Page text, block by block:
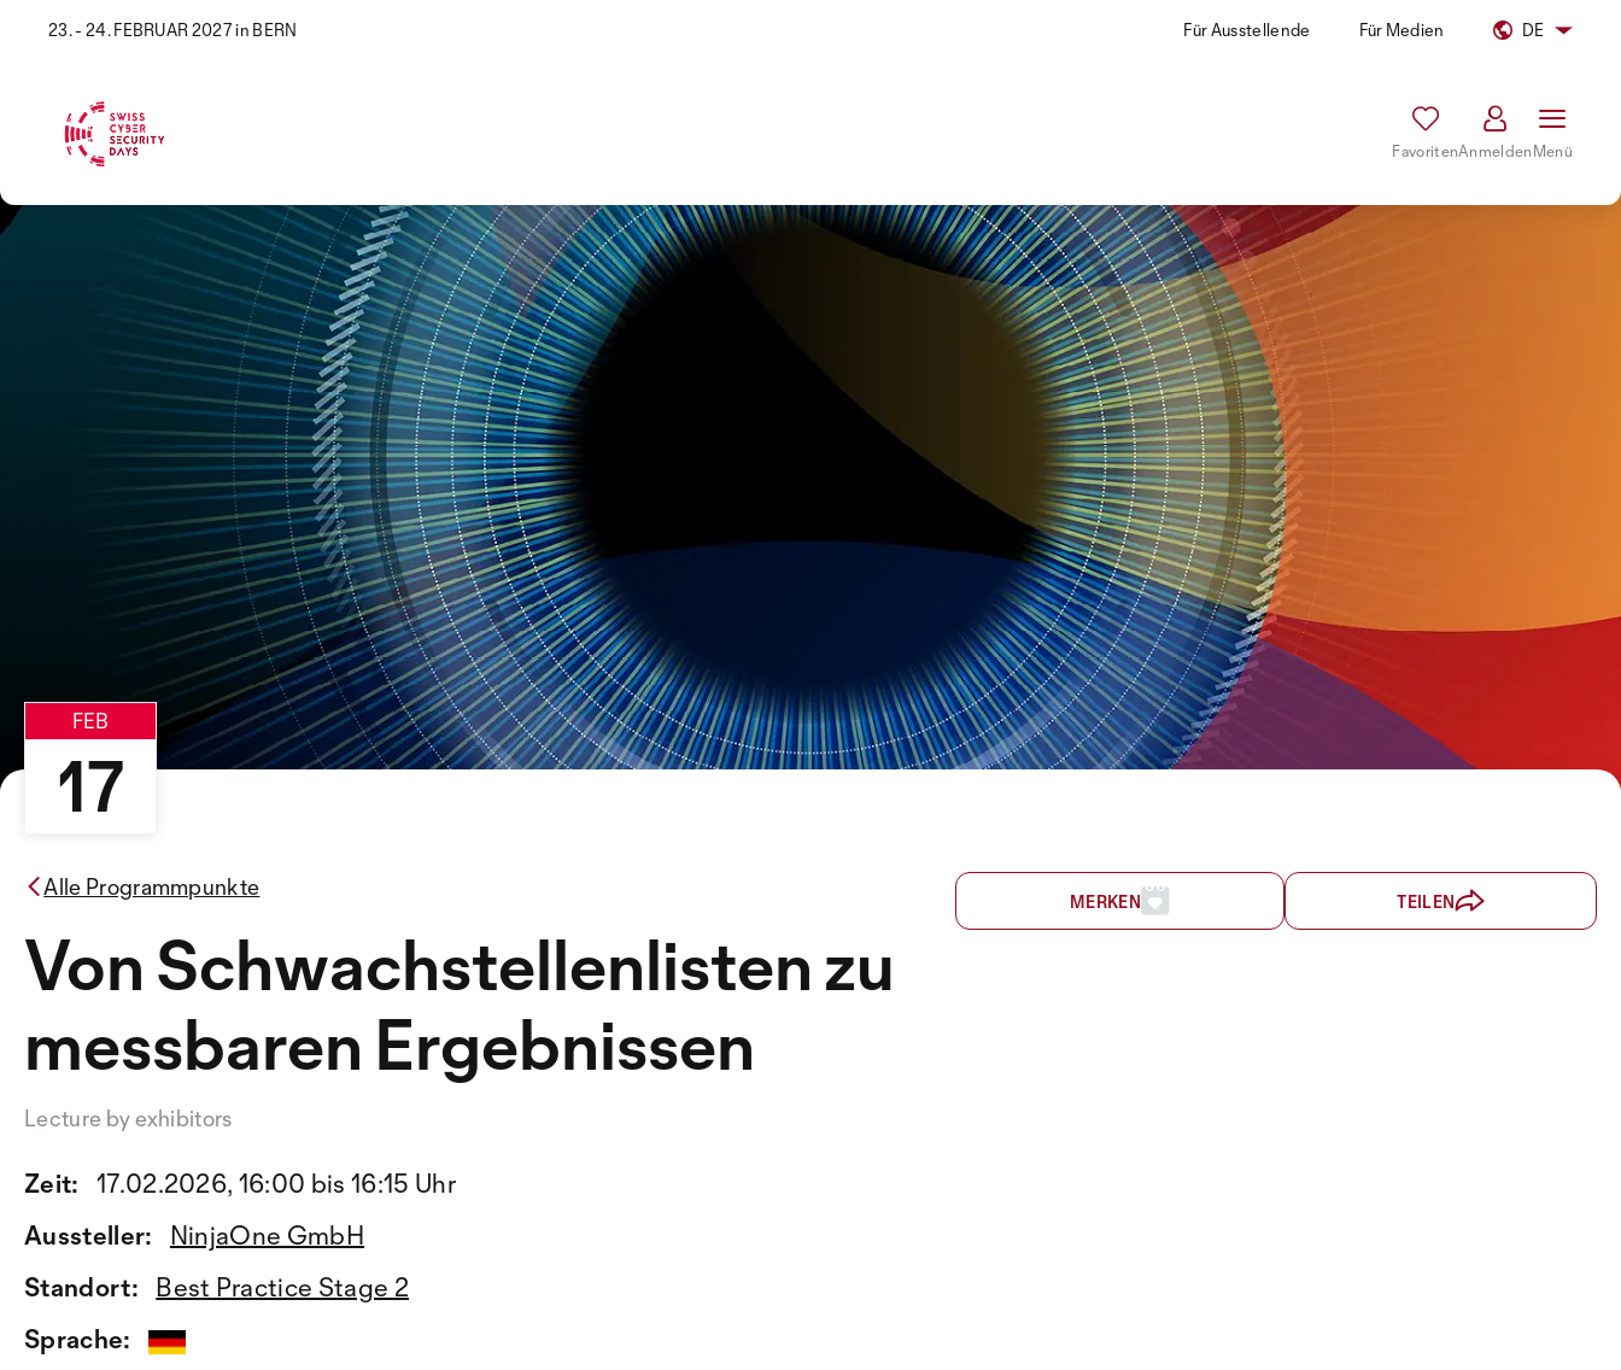
23. - 24. FEBRUAR 2027 in BERN Für Ausstellende Für Medien DE
FavoritenAnmeldenMenü
FEB
17
Alle Programmpunkte
Von Schwachstellenlisten zu
messbaren Ergebnissen
Lecture by exhibitors
Zeit:
17.02.2026, 16:00 bis 16:15 Uhr
Aussteller:
NinjaOne GmbH
Standort:
Best Practice Stage 2
Sprache:
MERKEN TEILEN